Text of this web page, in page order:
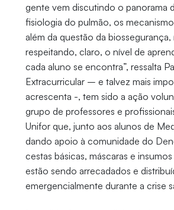
gente vem discutindo o panorama
fisiologia do pulmão, os
além da questão da biossegurança,
respeitando, claro, o nível de
cada aluno se encontra”, ressalta
Extracurricular – e talvez mais
acrescenta -, tem sido a ação
grupo de professores e
Unifor que, junto aos alunos de
dando apoio à comunidade do
cestas básicas, máscaras e
estão sendo arrecadados e
emergencialmente durante a crise